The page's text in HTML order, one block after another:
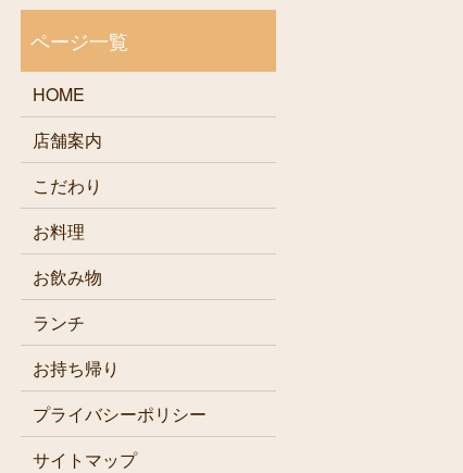
HOME
店舗案内
こだわり
お料理
お飲み物
ランチ
お持ち帰り
プライバシーポリシー
サイトマップ